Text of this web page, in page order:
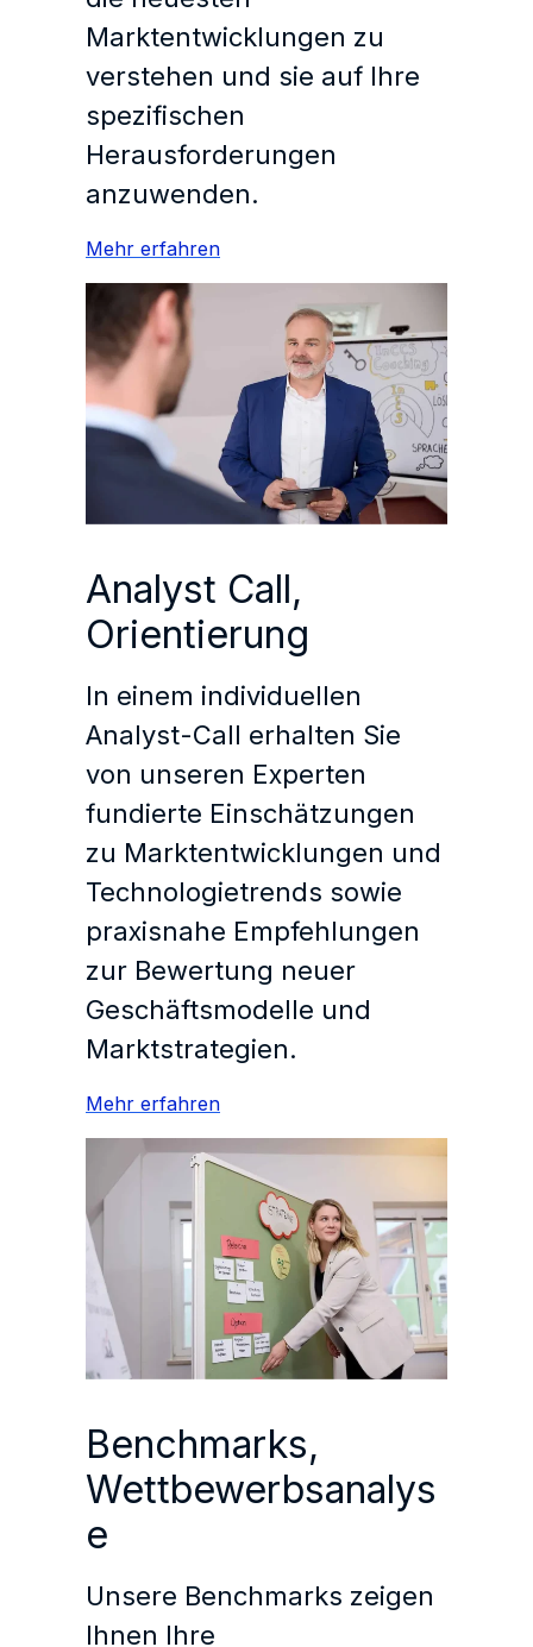
Marktentwicklungen zu
verstehen und sie auf Ihre
spezifischen
Herausforderungen
anzuwenden.
Mehr erfahren
Analyst Call,
Orientierung
In einem individuellen
Analyst-Call erhalten Sie
von unseren Experten
fundierte Einschätzungen
zu Marktentwicklungen und
Technologietrends sowie
praxisnahe Empfehlungen
zur Bewertung neuer
Geschäftsmodelle und
Marktstrategien.
Mehr erfahren
Benchmarks,
Wettbewerbsanalys
e
Unsere Benchmarks zeigen
Ihnen Ihre